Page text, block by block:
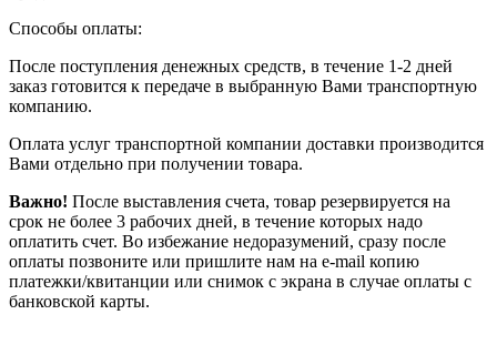
Способы оплаты:
После поступления денежных средств, в течение 1-2 дней
заказ готовится к передаче в выбранную Вами транспортную
компанию.
Оплата услуг транспортной компании доставки производится
Вами отдельно при получении товара.
Важно! После выставления счета, товар резервируется на
срок не более 3 рабочих дней, в течение которых надо
оплатить счет. Во избежание недоразумений, сразу после
оплаты позвоните или пришлите нам на e-mail копию
платежки/квитанции или снимок с экрана в случае оплаты с
банковской карты.